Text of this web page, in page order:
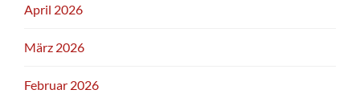
April 2026
März 2026
Februar 2026